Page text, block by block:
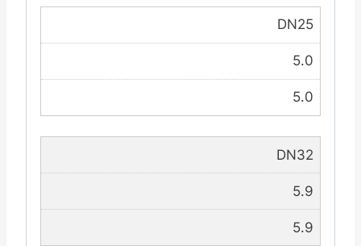
DN25
5.0
5.0
DN32
5.9
5.9